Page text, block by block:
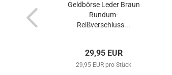
Geldbörse Leder Braun
Rundum-
Reißverschluss...
29,95 EUR
29,95 EUR pro Stück